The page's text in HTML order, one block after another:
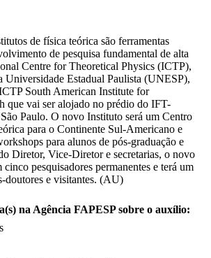
de física teórica são ferramentas
de pesquisa fundamental de alta
Centre for Theoretical Physics (ICTP),
Universidade Estadual Paulista (UNESP),
South American Institute for
que vai ser alojado no prédio do IFT-
Paulo. O novo Instituto será um Centro
para o Continente Sul-Americano e
para alunos de pós-graduação e
Diretor, Vice-Diretor e secretarias, o novo
pesquisadores permanentes e terá um
doutores e visitantes. (AU)
na Agência FAPESP sobre o auxílio: